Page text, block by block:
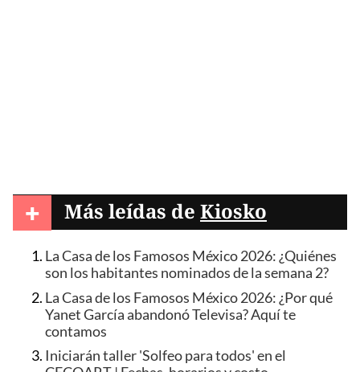
+ Más leídas de Kiosko
La Casa de los Famosos México 2026: ¿Quiénes
son los habitantes nominados de la semana 2?
La Casa de los Famosos México 2026: ¿Por qué
Yanet García abandonó Televisa? Aquí te
contamos
Iniciarán taller 'Solfeo para todos' en el